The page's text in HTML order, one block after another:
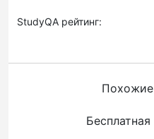
StudyQA рейтинг: